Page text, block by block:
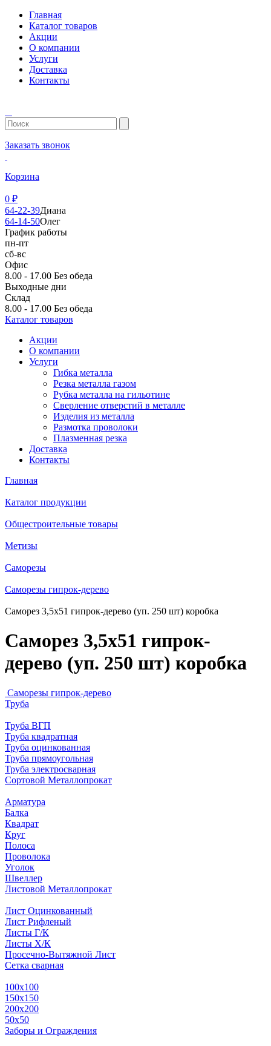
Главная
Каталог товаров
Акции
О компании
Услуги
Доставка
Контакты
Заказать звонок
Корзина
0 ₽
64-22-39Диана
64-14-50Олег
График работы
пн-пт
сб-вс
Офис
8.00 - 17.00 Без обеда
Выходные дни
Склад
8.00 - 17.00 Без обеда
Каталог товаров
Акции
О компании
Услуги
Гибка металла
Резка металла газом
Рубка металла на гильотине
Сверление отверстий в металле
Изделия из металла
Размотка проволоки
Плазменная резка
Доставка
Контакты
Главная
Каталог продукции
Общестроительные товары
Метизы
Саморезы
Саморезы гипрок-дерево
Саморез 3,5х51 гипрок-дерево (уп. 250 шт) коробка
Саморез 3,5х51 гипрок-
дерево (уп. 250 шт) коробка
Саморезы гипрок-дерево
Труба
Труба ВГП
Труба квадратная
Труба оцинкованная
Труба прямоугольная
Труба электросварная
Сортовой Металлопрокат
Арматура
Балка
Квадрат
Круг
Полоса
Проволока
Уголок
Швеллер
Листовой Металлопрокат
Лист Оцинкованный
Лист Рифленый
Листы Г/К
Листы Х/К
Просечно-Вытяжной Лист
Сетка сварная
100х100
150х150
200х200
50х50
Заборы и Ограждения